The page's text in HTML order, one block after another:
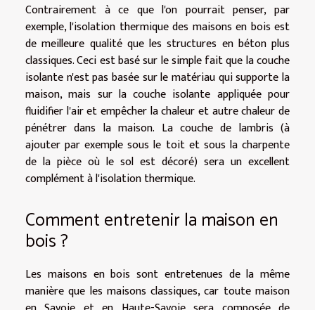
Contrairement à ce que l'on pourrait penser, par
exemple, l'isolation thermique des maisons en bois est
de meilleure qualité que les structures en béton plus
classiques. Ceci est basé sur le simple fait que la couche
isolante n'est pas basée sur le matériau qui supporte la
maison, mais sur la couche isolante appliquée pour
fluidifier l'air et empêcher la chaleur et autre chaleur de
pénétrer dans la maison. La couche de lambris (à
ajouter par exemple sous le toit et sous la charpente
de la pièce où le sol est décoré) sera un excellent
complément à l'isolation thermique.
Comment entretenir la maison en
bois ?
Les maisons en bois sont entretenues de la même
manière que les maisons classiques, car toute maison